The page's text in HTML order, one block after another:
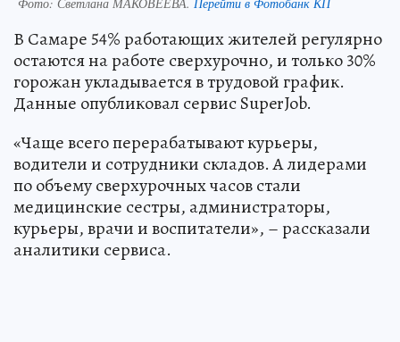
В Самаре 54% работающих жителей регулярно
остаются на работе сверхурочно, и только 30%
горожан укладывается в трудовой график.
Данные опубликовал сервис SuperJob.
«Чаще всего перерабатывают курьеры,
водители и сотрудники складов. А лидерами
по объему сверхурочных часов стали
медицинские сестры, администраторы,
курьеры, врачи и воспитатели», – рассказали
аналитики сервиса.